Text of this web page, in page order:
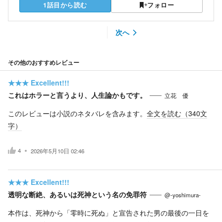
1話目から読む フォロー
次へ
その他のおすすめレビュー
★★★ Excellent!!!
これはホラーと言うより、人生論かもです。
立花 優
このレビューは小説のネタバレを含みます。 全文を読む（340文
字）
4 2026年5月10日 02:46
★★★ Excellent!!!
透明な断絶、あるいは死神という名の免罪符
@-yoshimura-
本作は、死神から「零時に死ぬ」と宣告された男の最後の一日を